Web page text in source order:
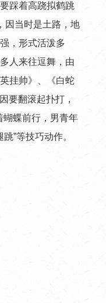
踩着高跷拟鹤跳
因当时是土路，地
，形式活泼多
人来往逗舞，由
挂帅》、《白蛇
要翻滚起扑打，
蝴蝶前行，男青年
”等技巧动作。